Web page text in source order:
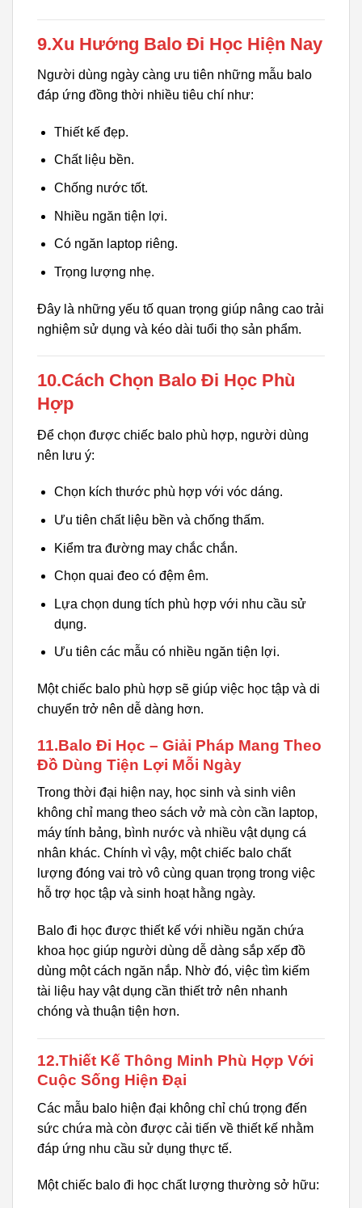
9.Xu Hướng Balo Đi Học Hiện Nay
Người dùng ngày càng ưu tiên những mẫu balo
đáp ứng đồng thời nhiều tiêu chí như:
Thiết kế đẹp.
Chất liệu bền.
Chống nước tốt.
Nhiều ngăn tiện lợi.
Có ngăn laptop riêng.
Trọng lượng nhẹ.
Đây là những yếu tố quan trọng giúp nâng cao trải
nghiệm sử dụng và kéo dài tuổi thọ sản phẩm.
10.Cách Chọn Balo Đi Học Phù
Hợp
Để chọn được chiếc balo phù hợp, người dùng
nên lưu ý:
Chọn kích thước phù hợp với vóc dáng.
Ưu tiên chất liệu bền và chống thấm.
Kiểm tra đường may chắc chắn.
Chọn quai đeo có đệm êm.
Lựa chọn dung tích phù hợp với nhu cầu sử
dụng.
Ưu tiên các mẫu có nhiều ngăn tiện lợi.
Một chiếc balo phù hợp sẽ giúp việc học tập và di
chuyển trở nên dễ dàng hơn.
11.Balo Đi Học – Giải Pháp Mang Theo
Đồ Dùng Tiện Lợi Mỗi Ngày
Trong thời đại hiện nay, học sinh và sinh viên
không chỉ mang theo sách vở mà còn cần laptop,
máy tính bảng, bình nước và nhiều vật dụng cá
nhân khác. Chính vì vậy, một chiếc balo chất
lượng đóng vai trò vô cùng quan trọng trong việc
hỗ trợ học tập và sinh hoạt hằng ngày.
Balo đi học được thiết kế với nhiều ngăn chứa
khoa học giúp người dùng dễ dàng sắp xếp đồ
dùng một cách ngăn nắp. Nhờ đó, việc tìm kiếm
tài liệu hay vật dụng cần thiết trở nên nhanh
chóng và thuận tiện hơn.
12.Thiết Kế Thông Minh Phù Hợp Với
Cuộc Sống Hiện Đại
Các mẫu balo hiện đại không chỉ chú trọng đến
sức chứa mà còn được cải tiến về thiết kế nhằm
đáp ứng nhu cầu sử dụng thực tế.
Một chiếc balo đi học chất lượng thường sở hữu: